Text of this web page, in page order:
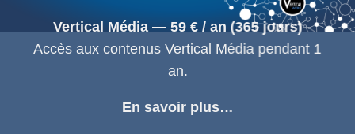
Vertical Média — 59 € / an (365 jours)
Accès aux contenus Vertical Média pendant 1
an.
En savoir plus…